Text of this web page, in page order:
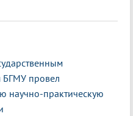
БГМУ провел
практическую